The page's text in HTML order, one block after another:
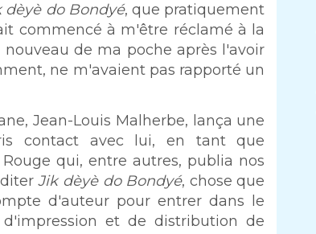
dèyè do Bondyé, que pratiquement
commencé à m'être réclamé à la
de ma poche après l'avoir
ne m'avaient pas rapporté un
Jean-Louis Malherbe, lança une
contact avec lui, en tant que
qui, entre autres, publia nos
Jik dèyè do Bondyé, chose que
d'auteur pour entrer dans le
et de distribution de